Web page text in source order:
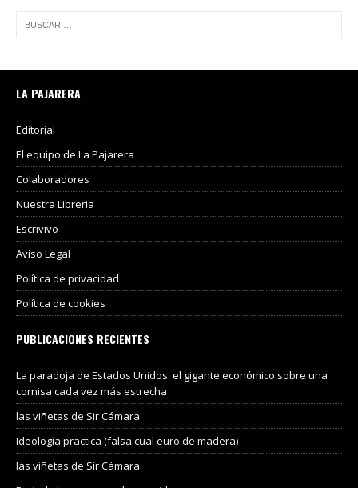
LA PAJARERA
Editorial
El equipo de La Pajarera
Colaboradores
Nuestra Libreria
Escrivivo
Aviso Legal
Política de privacidad
Política de cookies
PUBLICACIONES RECIENTES
La paradoja de Estados Unidos: el gigante económico sobre una
cornisa cada vez más estrecha
las viñetas de Sir Cámara
Ideología practica (falsa cual euro de madera)
las viñetas de Sir Cámara